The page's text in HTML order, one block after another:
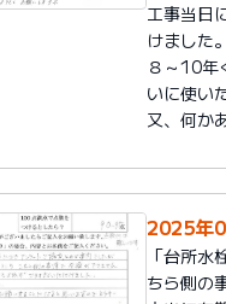
工事当日
けました。
８～10年
いに使い
又、何か
2025年
「台所
ちら側の